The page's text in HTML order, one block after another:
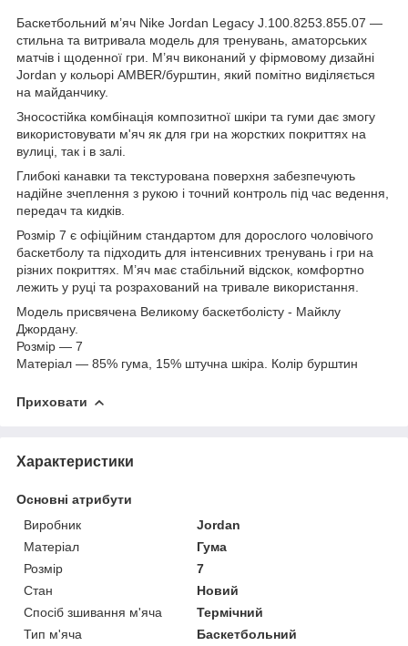
Баскетбольний м’яч Nike Jordan Legacy J.100.8253.855.07 —
стильна та витривала модель для тренувань, аматорських
матчів і щоденної гри. М’яч виконаний у фірмовому дизайні
Jordan у кольорі AMBER/бурштин, який помітно виділяється
на майданчику.
Зносостійка комбінація композитної шкіри та гуми дає змогу
використовувати м'яч як для гри на жорстких покриттях на
вулиці, так і в залі.
Глибокі канавки та текстурована поверхня забезпечують
надійне зчеплення з рукою і точний контроль під час ведення,
передач та кидків.
Розмір 7 є офіційним стандартом для дорослого чоловічого
баскетболу та підходить для інтенсивних тренувань і гри на
різних покриттях. М’яч має стабільний відскок, комфортно
лежить у руці та розрахований на тривале використання.
Модель присвячена Великому баскетболісту - Майклу
Джордану.
Розмір — 7
Матеріал — 85% гума, 15% штучна шкіра. Колір бурштин
Приховати
Характеристики
Основні атрибути
Виробник
Jordan
Матеріал
Гума
Розмір
7
Стан
Новий
Спосіб зшивання м'яча
Термічний
Тип м'яча
Баскетбольний